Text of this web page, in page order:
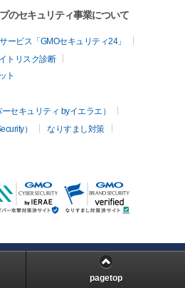
のセキュリティ事業について
ービス「GMOセキュリティ24」
トリスク診断
ト
セキュリティ byイエラエ）
）
なりすまし対策
pagetop